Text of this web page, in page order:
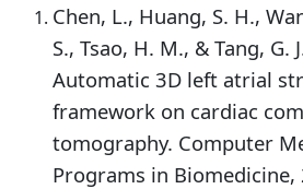
Chen, L., Huang, S. H.,
S., Tsao, H. M., & Tang, G.
Automatic 3D left atrial
framework on cardiac
tomography. Computer
Programs in Biomedicine,